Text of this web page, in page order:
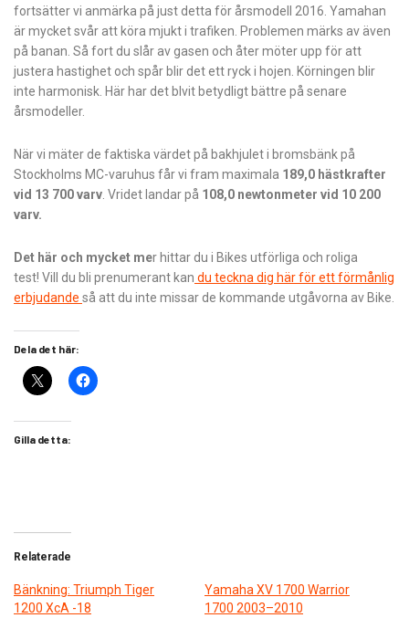
fortsätter vi anmärka på just detta för årsmodell 2016. Yamahan
är mycket svår att köra mjukt i trafiken. Problemen märks av även
på banan. Så fort du slår av gasen och åter möter upp för att
justera hastighet och spår blir det ett ryck i hojen. Körningen blir
inte harmonisk. Här har det blvit betydligt bättre på senare
årsmodeller.
När vi mäter de faktiska värdet på bakhjulet i bromsbänk på
Stockholms MC-varuhus får vi fram maximala 189,0 hästkrafter
vid 13 700 varv. Vridet landar på 108,0 newtonmeter vid 10 200
varv.
Det här och mycket mer hittar du i Bikes utförliga och roliga
test! Vill du bli prenumerant kan du teckna dig här för ett förmånlig
erbjudande så att du inte missar de kommande utgåvorna av Bike.
Dela det här:
Gilla detta:
Relaterade
Bänkning: Triumph Tiger
1200 XcA -18
Yamaha XV 1700 Warrior
1700 2003–2010